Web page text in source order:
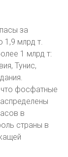
за
1,9 млрд т.
1 млрд т:
Тунис,
что фосфатные
в
страны в